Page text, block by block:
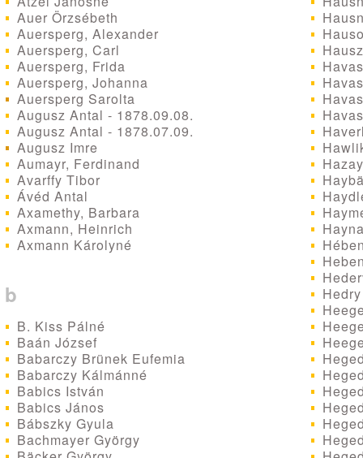
Auer Örzsébeth
Auersperg, Alexander
Auersperg, Carl
Auersperg, Frida
Auersperg, Johanna
Auersperg Sarolta
Augusz Antal - 1878.09.08.
Augusz Antal - 1878.07.09.
Augusz Imre
Aumayr, Ferdinand
Avarffy Tibor
Ávéd Antal
Axamethy, Barbara
Axmann, Heinrich
Axmann Károlyné
b
B. Kiss Pálné
Baán József
Babarczy Brünek Eufemia
Babarczy Kálmánné
Babics István
Babics János
Bábszky Gyula
Bachmayer György